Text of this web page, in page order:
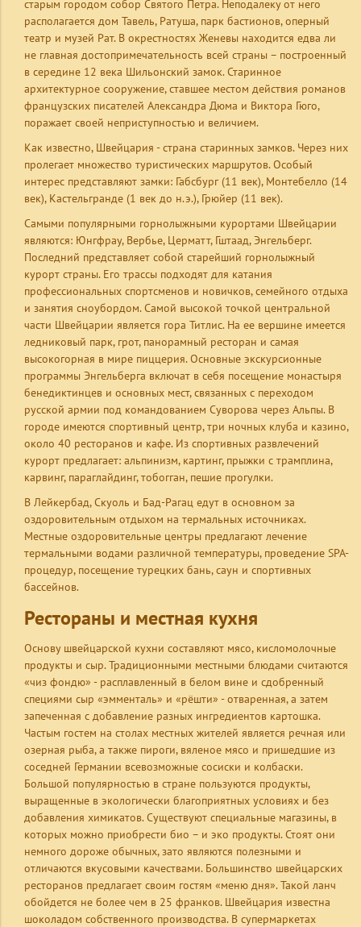
старым городом собор Святого Петра. Неподалеку от него
располагается дом Тавель, Ратуша, парк бастионов, оперный
театр и музей Рат. В окрестностях Женевы находится едва ли
не главная достопримечательность всей страны – построенный
в середине 12 века Шильонский замок. Старинное
архитектурное сооружение, ставшее местом действия романов
французских писателей Александра Дюма и Виктора Гюго,
поражает своей неприступностью и величием.
Как известно, Швейцария - страна старинных замков. Через них
пролегает множество туристических маршрутов. Особый
интерес представляют замки: Габсбург (11 век), Монтебелло (14
век), Кастельгранде (1 век до н.э.), Грюйер (11 век).
Самыми популярными горнолыжными курортами Швейцарии
являются: Юнгфрау, Вербье, Церматт, Гштаад, Энгельберг.
Последний представляет собой старейший горнолыжный
курорт страны. Его трассы подходят для катания
профессиональных спортсменов и новичков, семейного отдыха
и занятия сноубордом. Самой высокой точкой центральной
части Швейцарии является гора Титлис. На ее вершине имеется
ледниковый парк, грот, панорамный ресторан и самая
высокогорная в мире пиццерия. Основные экскурсионные
программы Энгельберга включат в себя посещение монастыря
бенедиктинцев и основных мест, связанных с переходом
русской армии под командованием Суворова через Альпы. В
городе имеются спортивный центр, три ночных клуба и казино,
около 40 ресторанов и кафе. Из спортивных развлечений
курорт предлагает: альпинизм, картинг, прыжки с трамплина,
карвинг, параглайдинг, тобогган, пешие прогулки.
В Лейкербад, Скуоль и Бад-Рагац едут в основном за
оздоровительным отдыхом на термальных источниках.
Местные оздоровительные центры предлагают лечение
термальными водами различной температуры, проведение SPA-
процедур, посещение турецких бань, саун и спортивных
бассейнов.
Рестораны и местная кухня
Основу швейцарской кухни составляют мясо, кисломолочные
продукты и сыр. Традиционными местными блюдами считаются
«чиз фондю» - расплавленный в белом вине и сдобренный
специями сыр «эмменталь» и «рёшти» - отваренная, а затем
запеченная с добавление разных ингредиентов картошка.
Частым гостем на столах местных жителей является речная или
озерная рыба, а также пироги, вяленое мясо и пришедшие из
соседней Германии всевозможные сосиски и колбаски.
Большой популярностью в стране пользуются продукты,
выращенные в экологически благоприятных условиях и без
добавления химикатов. Существуют специальные магазины, в
которых можно приобрести био – и эко продукты. Стоят они
немного дороже обычных, зато являются полезными и
отличаются вкусовыми качествами. Большинство швейцарских
ресторанов предлагает своим гостям «меню дня». Такой ланч
обойдется не более чем в 25 франков. Швейцария известна
шоколадом собственного производства. В супермаркетах